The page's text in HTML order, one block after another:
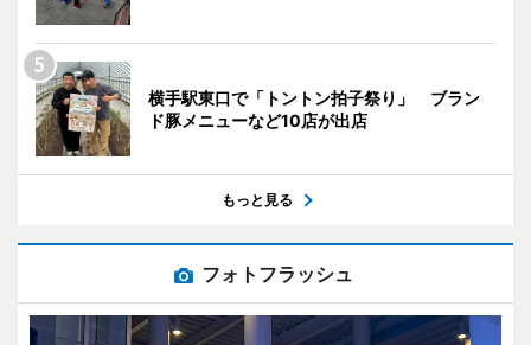
横手駅東口で「トントン拍子祭り」 ブラン
ド豚メニューなど10店が出店
もっと見る
フォトフラッシュ